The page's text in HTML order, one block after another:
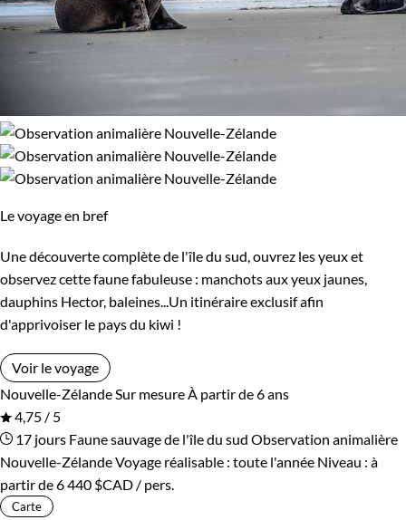
Le voyage en bref
Une découverte complète de l'île du sud, ouvrez les yeux et
observez cette faune fabuleuse : manchots aux yeux jaunes,
dauphins Hector, baleines...Un itinéraire exclusif afin
d'apprivoiser le pays du kiwi !
Voir le voyage
Nouvelle-ZélandeSur mesureÀ partir de 6 ans
4,75 / 5
17 jours Faune sauvage de l'île du sud Observation animalière
Nouvelle-ZélandeVoyage réalisable : toute l'année Niveau : à
partir de6 440 $CAD / pers.
Carte